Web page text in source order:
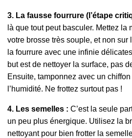
3. La fausse fourrure (l’étape
là que tout peut basculer. Mettez la
votre brosse très souple, et non sur
la fourrure avec une infinie
but est de nettoyer la surface, pas
Ensuite, tamponnez avec un
l’humidité. Ne frottez surtout pas !
4. Les semelles : C’est la seule
un peu plus énergique. Utilisez la
nettoyant pour bien frotter la